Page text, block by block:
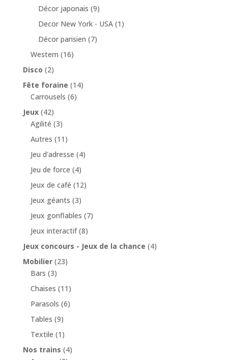
Décor japonais (9)
Decor New York - USA (1)
Décor parisien (7)
Western (16)
Disco (2)
Fête foraine (14)
Carrousels (6)
Jeux (42)
Agilité (3)
Autres (11)
Jeu d'adresse (4)
Jeu de force (4)
Jeux de café (12)
Jeux géants (3)
Jeux gonflables (7)
Jeux interactif (8)
Jeux concours - Jeux de la chance (4)
Mobilier (23)
Bars (3)
Chaises (11)
Parasols (6)
Tables (9)
Textile (1)
Nos trains (4)